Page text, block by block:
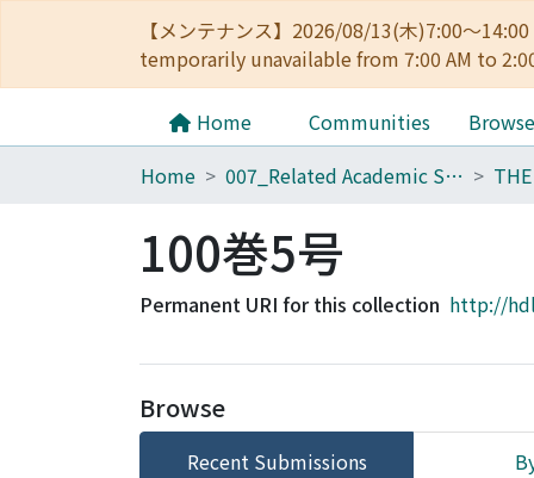
【メンテナンス】2026/08/13(木)7:00～
temporarily unavailable from 7:00 AM to
Home Communities
Browse
Home
007_Related Academic Societies
100巻5号
Permanent URI for this collection http://
Browse
Recent Submissions